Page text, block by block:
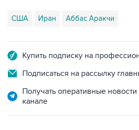
США Иран Аббас Аракчи
Купить подписку на
Подписаться на рассылку
Получать оперативные
канале